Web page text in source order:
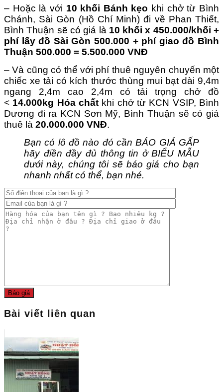
– Hoặc là với 10 khối Bánh kẹo khi chở từ Bình
Chánh, Sài Gòn (Hồ Chí Minh) đi về Phan Thiết,
Bình Thuận sẽ có giá là 10 khối x 450.000/khối +
phí lấy đồ Sài Gòn 500.000 + phí giao đồ Bình
Thuận 500.000 = 5.500.000 VNĐ
– Và cũng có thể với phí thuê nguyên chuyến một
chiếc xe tải có kích thước thùng mui bạt dài 9,4m
ngang 2,4m cao 2,4m có tải trọng chở đồ
< 14.000kg Hóa chất khi chở từ KCN VSIP, Bình
Dương đi ra KCN Sơn Mỹ, Bình Thuận sẽ có giá
thuê là 20.000.000 VNĐ.
Bạn có lô đồ nào đó cần BÁO GIÁ GẤP
hãy điền đầy đủ thông tin ở BIỂU MẪU
dưới này, chúng tôi sẽ báo giá cho bạn
nhanh nhất có thể, bạn nhé.
Bài viết liên quan